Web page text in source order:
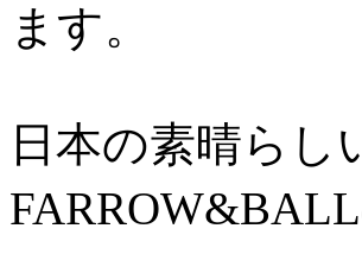
ます。
日本の素晴らし